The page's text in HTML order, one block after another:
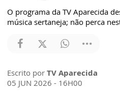
O programa da TV Aparecida
música sertaneja; não perca
Escrito por TV Aparecida
05 JUN 2026 - 16H00